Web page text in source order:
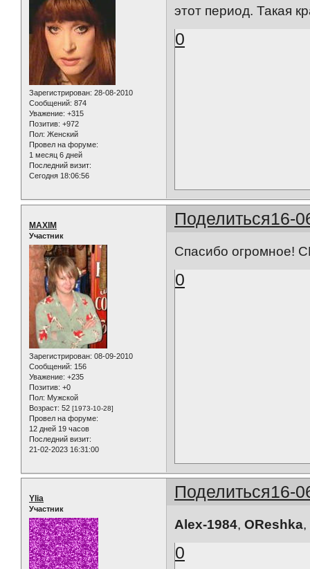
Зарегистрирован: 28-08-2010
Сообщений: 874
Уважение: +315
Позитив: +972
Пол: Женский
Провел на форуме:
1 месяц 6 дней
Последний визит:
Сегодня 18:06:56
этот период. Такая
0
Поделиться16-
MAXIM
Участник
Зарегистрирован: 08-09-2010
Сообщений: 156
Уважение: +235
Позитив: +0
Пол: Мужской
Возраст: 52 [1973-10-28]
Провел на форуме:
12 дней 19 часов
Последний визит:
21-02-2023 16:31:00
Спасибо огромное!
0
Поделиться16-
Ylia
Участник
Alex-1984,OReshka,
0